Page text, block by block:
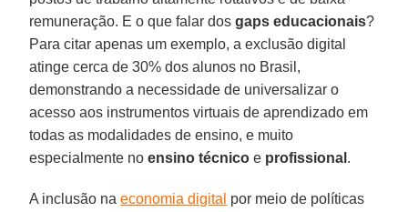
remuneração. E o que falar dosgaps educacionais?
Para citar apenas um exemplo, a exclusão digital
atinge cerca de 30% dos alunos no Brasil,
demonstrando a necessidade de universalizar o
acesso aos instrumentos virtuais de aprendizado em
todas as modalidades de ensino, e muito
especialmente noensino técnico e profissional .
A inclusão naeconomia digital por meio de políticas